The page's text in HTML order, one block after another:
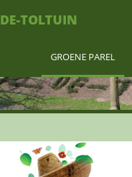
DE-TOLTUIN
GROENE PAREL